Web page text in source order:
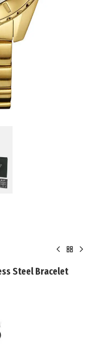
Steel Bracelet